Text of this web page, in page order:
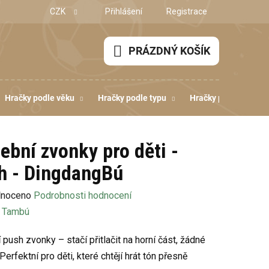
CZK Přihlášení Registrace
NÁKUPNÍ
KOŠÍK
PRÁZDNÝ KOŠÍK
Hračky podle věku Hračky podle typu Hračky podle
zvonky pro děti -
- DingdangBú
Podrobnosti hodnocení
Tambú
push zvonky – stačí přitlačit na horní část, žádné
pro děti, které chtějí hrát tón přesně